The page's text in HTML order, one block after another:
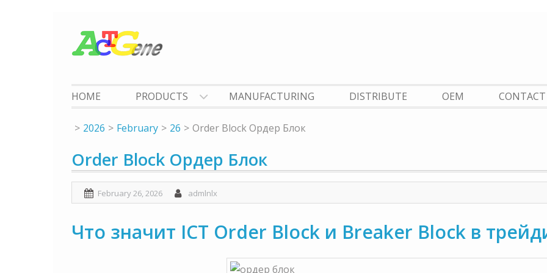
content
HOME PRODUCTS MANUFACTURING DISTRIBUTE OEM CONTACT
2026 February 26 Order Block Ордер Блок
Order Block Ордер Блок
February 26, 2026 admlnlx
Что значит ICT Order Block и Breaker Block в